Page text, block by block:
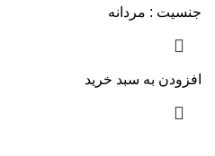
جنسیت : مردانه
افزودن به سبد خرید